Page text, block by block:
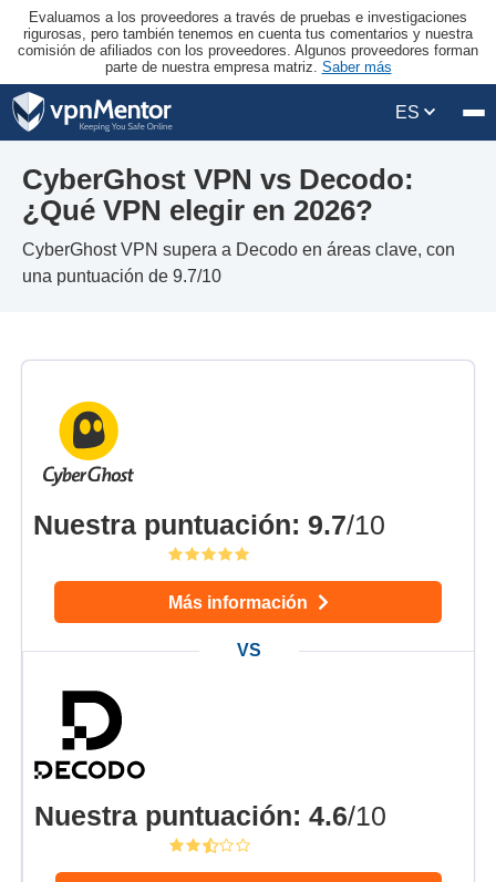
Evaluamos a los proveedores a través de pruebas e investigaciones
rigurosas, pero también tenemos en cuenta tus comentarios y nuestra
comisión de afiliados con los proveedores. Algunos proveedores forman
parte de nuestra empresa matriz. Saber más
ES
CyberGhost VPN vs Decodo:
¿Qué VPN elegir en 2026?
CyberGhost VPN supera a Decodo en áreas clave, con
una puntuación de 9.7/10
Nuestra puntuación: 9.7/10
Más información
Nuestra puntuación: 4.6/10